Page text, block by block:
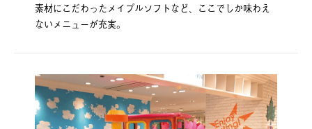
素材にこだわったメイプルソフトなど、ここでしか味わえ
ないメニューが充実。